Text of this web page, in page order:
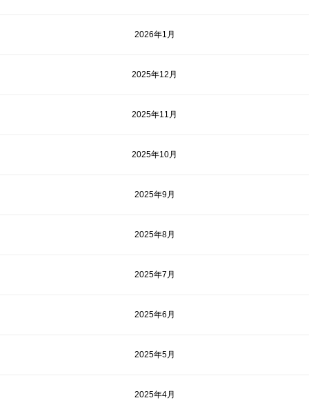
2026年1月
2025年12月
2025年11月
2025年10月
2025年9月
2025年8月
2025年7月
2025年6月
2025年5月
2025年4月